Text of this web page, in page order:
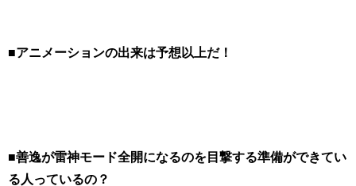
■アニメーションの出来は予想以上だ！
■善逸が雷神モード全開になるのを目撃する準備ができてい
る人っているの？